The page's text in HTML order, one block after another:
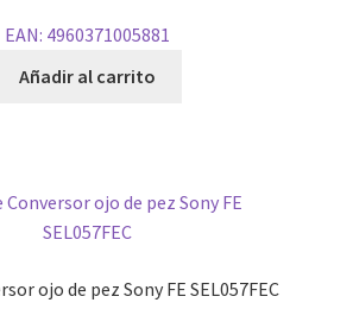
EAN: 4960371005881
Añadir al carrito
ojo de pez Sony FE SEL057FEC